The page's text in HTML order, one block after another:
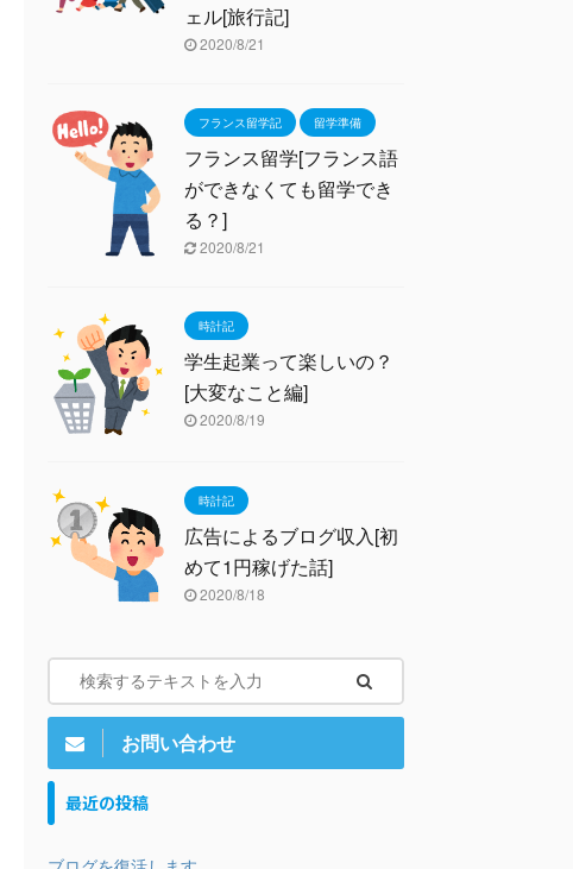
ェル[旅行記]
2020/8/21
フランス留学記 留学準備
フランス留学[フランス語
ができなくても留学でき
る？]
2020/8/21
時計記
学生起業って楽しいの？
[大変なこと編]
2020/8/19
時計記
広告によるブログ収入[初
めて1円稼げた話]
2020/8/18
お問い合わせ
最近の投稿